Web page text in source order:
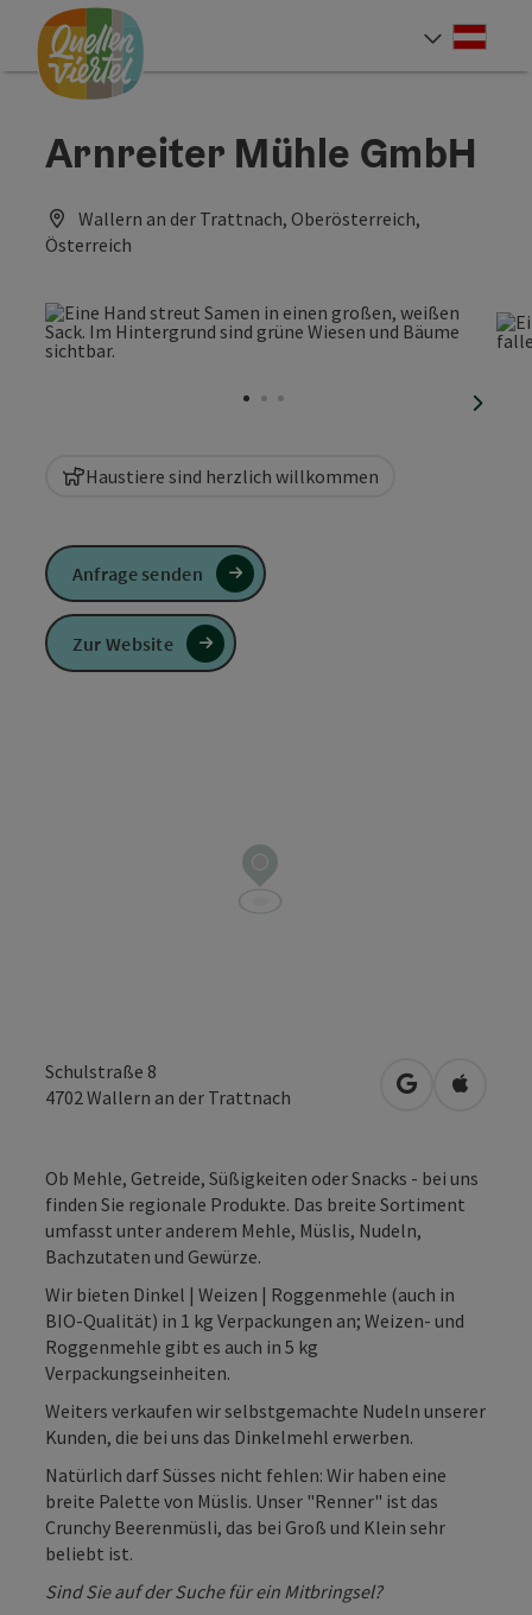
Zum Inhalt
Zur Navigation
Zum Seitenanfang
Arnreiter Mühle GmbH
Wallern an der Trattnach, Oberösterreich,
Österreich
Haustiere sind herzlich willkommen
Schulstraße 8
4702 Wallern an der Trattnach in Google
in
Ob Mehle, Getreide, Süßigkeiten oder Snacks - bei uns
finden Sie regionale Produkte. Das breite Sortiment
umfasst unter anderem Mehle, Müslis, Nudeln,
Bachzutaten und Gewürze.
Wir bieten Dinkel | Weizen | Roggenmehle (auch in
BIO-Qualität) in 1 kg Verpackungen an; Weizen- und
Roggenmehle gibt es auch in 5 kg
Verpackungseinheiten.
Weiters verkaufen wir selbstgemachte Nudeln unserer
Kunden, die bei uns das Dinkelmehl erwerben.
Natürlich darf Süsses nicht fehlen: Wir haben eine
breite Palette von Müslis. Unser "Renner" ist das
Crunchy Beerenmüsli, das bei Groß und Klein sehr
beliebt ist.
Sind Sie auf der Suche für ein Mitbringsel?
Anfrage senden
Zur Website